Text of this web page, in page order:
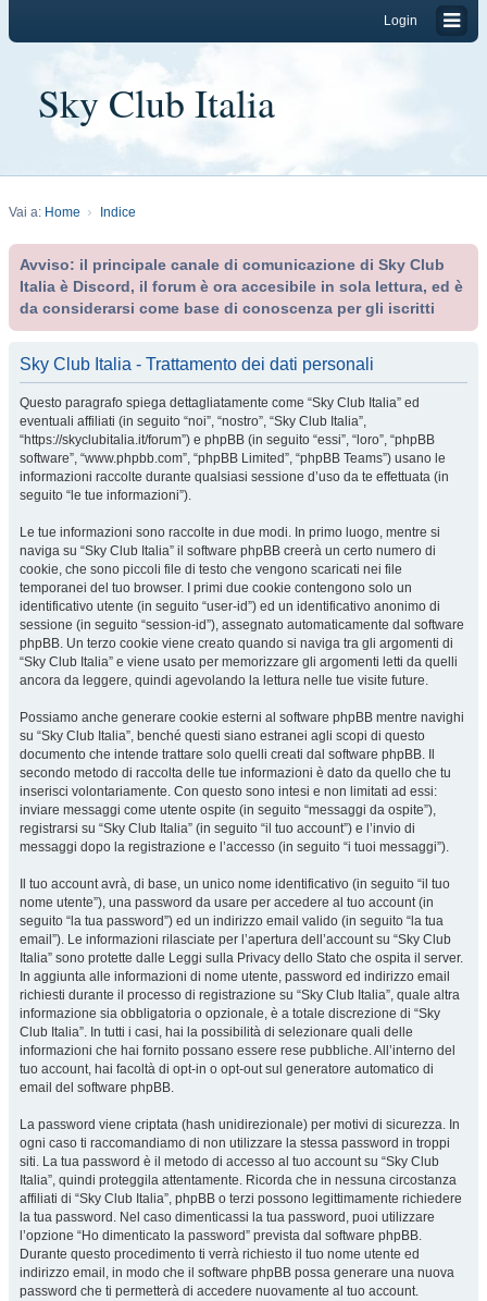
Login
Sky Club Italia
Vai a: Home Indice
Avviso: il principale canale di comunicazione di Sky Club
Italia è Discord, il forum è ora accesibile in sola lettura, ed è
da considerarsi come base di conoscenza per gli iscritti
Sky Club Italia - Trattamento dei dati personali
Questo paragrafo spiega dettagliatamente come “Sky Club Italia” ed
eventuali affiliati (in seguito “noi”, “nostro”, “Sky Club Italia”,
“https://skyclubitalia.it/forum”) e phpBB (in seguito “essi”, “loro”, “phpBB
software”, “www.phpbb.com”, “phpBB Limited”, “phpBB Teams”) usano le
informazioni raccolte durante qualsiasi sessione d’uso da te effettuata (in
seguito “le tue informazioni”).
Le tue informazioni sono raccolte in due modi. In primo luogo, mentre si
naviga su “Sky Club Italia” il software phpBB creerà un certo numero di
cookie, che sono piccoli file di testo che vengono scaricati nei file
temporanei del tuo browser. I primi due cookie contengono solo un
identificativo utente (in seguito “user-id”) ed un identificativo anonimo di
sessione (in seguito “session-id”), assegnato automaticamente dal software
phpBB. Un terzo cookie viene creato quando si naviga tra gli argomenti di
“Sky Club Italia” e viene usato per memorizzare gli argomenti letti da quelli
ancora da leggere, quindi agevolando la lettura nelle tue visite future.
Possiamo anche generare cookie esterni al software phpBB mentre navighi
su “Sky Club Italia”, benché questi siano estranei agli scopi di questo
documento che intende trattare solo quelli creati dal software phpBB. Il
secondo metodo di raccolta delle tue informazioni è dato da quello che tu
inserisci volontariamente. Con questo sono intesi e non limitati ad essi:
inviare messaggi come utente ospite (in seguito “messaggi da ospite”),
registrarsi su “Sky Club Italia” (in seguito “il tuo account”) e l’invio di
messaggi dopo la registrazione e l’accesso (in seguito “i tuoi messaggi”).
Il tuo account avrà, di base, un unico nome identificativo (in seguito “il tuo
nome utente”), una password da usare per accedere al tuo account (in
seguito “la tua password”) ed un indirizzo email valido (in seguito “la tua
email”). Le informazioni rilasciate per l’apertura dell’account su “Sky Club
Italia” sono protette dalle Leggi sulla Privacy dello Stato che ospita il server.
In aggiunta alle informazioni di nome utente, password ed indirizzo email
richiesti durante il processo di registrazione su “Sky Club Italia”, quale altra
informazione sia obbligatoria o opzionale, è a totale discrezione di “Sky
Club Italia”. In tutti i casi, hai la possibilità di selezionare quali delle
informazioni che hai fornito possano essere rese pubbliche. All’interno del
tuo account, hai facoltà di opt-in o opt-out sul generatore automatico di
email del software phpBB.
La password viene criptata (hash unidirezionale) per motivi di sicurezza. In
ogni caso ti raccomandiamo di non utilizzare la stessa password in troppi
siti. La tua password è il metodo di accesso al tuo account su “Sky Club
Italia”, quindi proteggila attentamente. Ricorda che in nessuna circostanza
affiliati di “Sky Club Italia”, phpBB o terzi possono legittimamente richiedere
la tua password. Nel caso dimenticassi la tua password, puoi utilizzare
l’opzione “Ho dimenticato la password” prevista dal software phpBB.
Durante questo procedimento ti verrà richiesto il tuo nome utente ed
indirizzo email, in modo che il software phpBB possa generare una nuova
password che ti permetterà di accedere nuovamente al tuo account.